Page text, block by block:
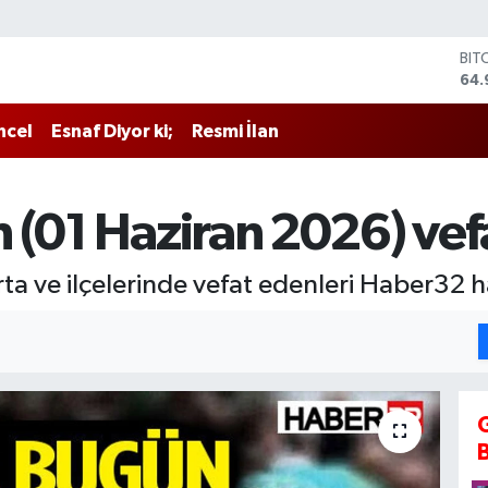
Esnaf Diyor ki; Resmi İlan
(01 Haziran 2026)
ve ilçelerinde vefat edenleri Haber32